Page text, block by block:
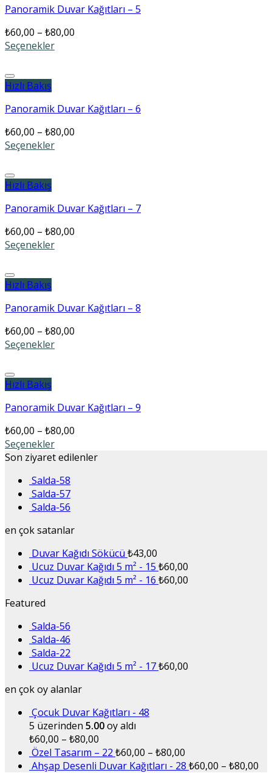
Panoramik Duvar Kağıtları – 5
₺60,00 – ₺80,00
Seçenekler
Hızlı Bakış
Panoramik Duvar Kağıtları – 6
₺60,00 – ₺80,00
Seçenekler
Hızlı Bakış
Panoramik Duvar Kağıtları – 7
₺60,00 – ₺80,00
Seçenekler
Hızlı Bakış
Panoramik Duvar Kağıtları – 8
₺60,00 – ₺80,00
Seçenekler
Hızlı Bakış
Panoramik Duvar Kağıtları – 9
₺60,00 – ₺80,00
Seçenekler
Son ziyaret edilenler
Salda-58
Salda-57
Salda-56
en çok satanlar
Duvar Kağıdı Sökücü ₺43,00
Ucuz Duvar Kağıdı 5 m² - 15 ₺60,00
Ucuz Duvar Kağıdı 5 m² - 16 ₺60,00
Featured
Salda-56
Salda-46
Salda-22
Ucuz Duvar Kağıdı 5 m² - 17₺60,00
en çok oy alanlar
Çocuk Duvar Kağıtları - 48
5 üzerinden 5.00oy aldı
₺60,00 – ₺80,00
Özel Tasarım – 22 ₺60,00 – ₺80,00
Ahşap Desenli Duvar Kağıtları - 28 ₺60,00 – ₺80,00